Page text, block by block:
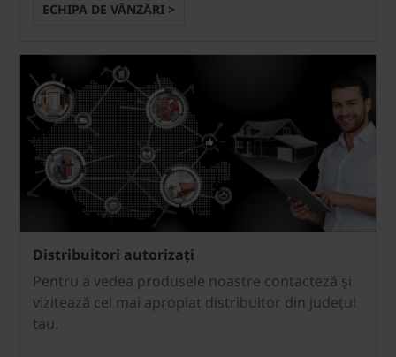
ECHIPA DE VÂNZĂRI >
Distribuitori autorizați
Pentru a vedea produsele noastre contacteză și
vizitează cel mai apropiat distribuitor din județul
tau.